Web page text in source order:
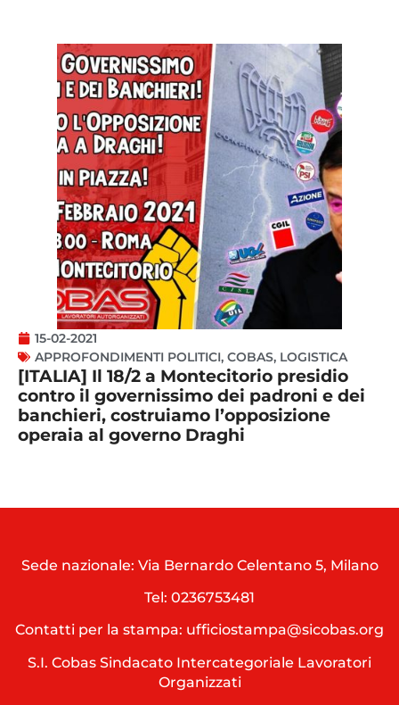
15-02-2021
APPROFONDIMENTI POLITICI, COBAS, LOGISTICA
[ITALIA] Il 18/2 a Montecitorio presidio
contro il governissimo dei padroni e dei
banchieri, costruiamo l’opposizione
operaia al governo Draghi
Sede nazionale: Via Bernardo Celentano 5, Milano
Tel: 0236753481
Contatti per la stampa: ufficiostampa@sicobas.org
S.I. Cobas Sindacato Intercategoriale Lavoratori
Organizzati